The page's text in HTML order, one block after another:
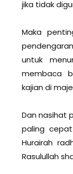
jika tidak
Maka
untuk
membaca
kajian di
Dan nasihat
paling
Hurairah
Rasulullah